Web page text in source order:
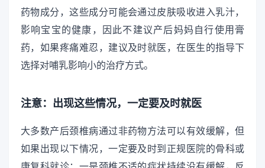
药物成分，这些成分可能会通过皮肤吸收进入乳汁，
影响宝宝的健康，因此不建议产后妈妈自行使用膏
药，如果疼痛难忍，建议及时就医，在医生的指导下
选择对哺乳影响小的治疗方式。
注意：出现这些情况，一定要及时就医
大多数产后颈椎病通过非药物方法可以有效缓解，但
如果出现以下情况，一定要及时到正规医院的骨科或